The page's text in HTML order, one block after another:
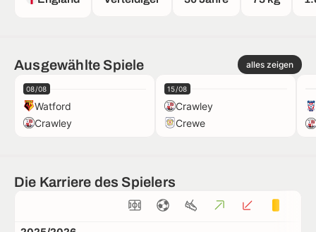
Ausgewählte Spiele alles zeigen
08/08
Watford
Crawley
15/08
Crawley
Crewe
Die Karriere des Spielers